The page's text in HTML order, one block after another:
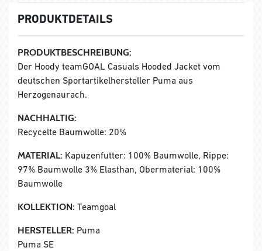
PRODUKTDETAILS
PRODUKTBESCHREIBUNG:
Der Hoody teamGOAL Casuals Hooded Jacket vom
deutschen Sportartikelhersteller Puma aus
Herzogenaurach.
NACHHALTIG:
Recycelte Baumwolle: 20%
MATERIAL: Kapuzenfutter: 100% Baumwolle, Rippe:
97% Baumwolle 3% Elasthan, Obermaterial: 100%
Baumwolle
KOLLEKTION: Teamgoal
HERSTELLER: Puma
Puma SE